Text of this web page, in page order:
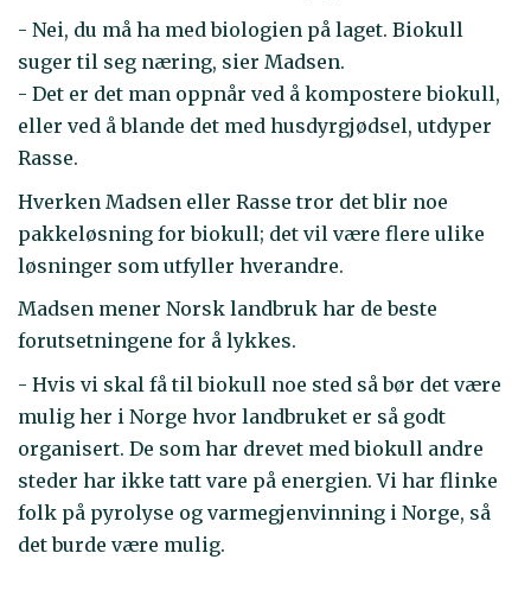
- Nei, du må ha med biologien på laget. Biokull
suger til seg næring, sier Madsen.
- Det er det man oppnår ved å kompostere biokull,
eller ved å blande det med husdyrgjødsel, utdyper
Rasse.
Hverken Madsen eller Rasse tror det blir noe
pakkeløsning for biokull; det vil være flere ulike
løsninger som utfyller hverandre.
Madsen mener Norsk landbruk har de beste
forutsetningene for å lykkes.
- Hvis vi skal få til biokull noe sted så bør det være
mulig her i Norge hvor landbruket er så godt
organisert. De som har drevet med biokull andre
steder har ikke tatt vare på energien. Vi har flinke
folk på pyrolyse og varmegjenvinning i Norge, så
det burde være mulig.